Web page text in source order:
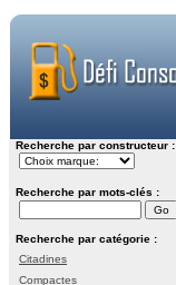
Recherche par constructeur :
Recherche par mots-clés :
Recherche par catégorie :
Citadines
Compactes